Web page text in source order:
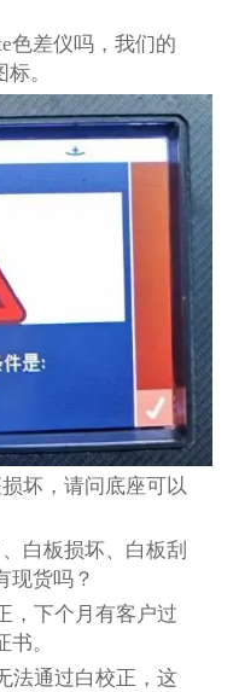
色差仪吗，我们的
。
坏，请问底座可以
白板损坏、白板刮
现货吗？
，下个月有客户过
。
法通过白校正，这